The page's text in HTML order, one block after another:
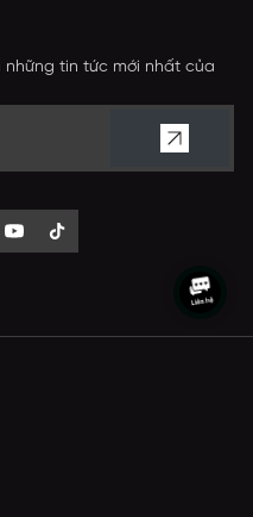
tin tức mới nhất của